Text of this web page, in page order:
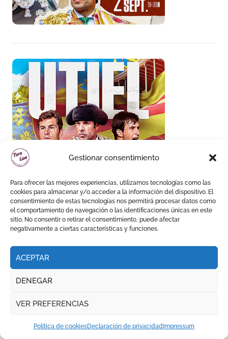
Gestionar consentimiento
Para ofrecer las mejores experiencias, utilizamos tecnologías como las
cookies para almacenar y/o acceder a la información del dispositivo. El
consentimiento de estas tecnologías nos permitirá procesar datos como
el comportamiento de navegación o las identificaciones únicas en este
sitio. No consentir o retirar el consentimiento, puede afectar
negativamente a ciertas características y funciones.
ACEPTAR
DENEGAR
VER PREFERENCIAS
Política de cookiesDeclaración de privacidad Impressum